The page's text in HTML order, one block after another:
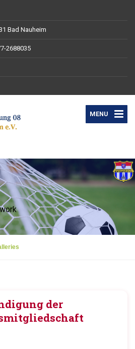
Bad Nauheim
2688035
MENU
der